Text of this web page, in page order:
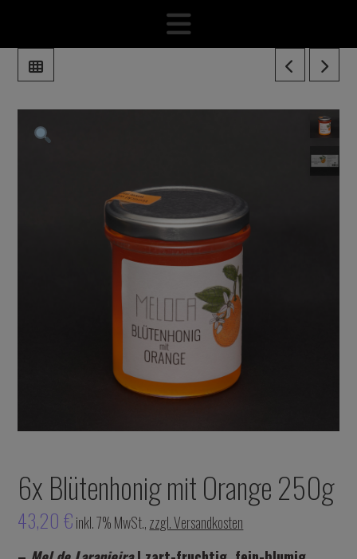
Navigation
6x Blütenhonig mit Orange 250g
43,20€inkl. 7% MwSt.,zzgl. Versandkosten